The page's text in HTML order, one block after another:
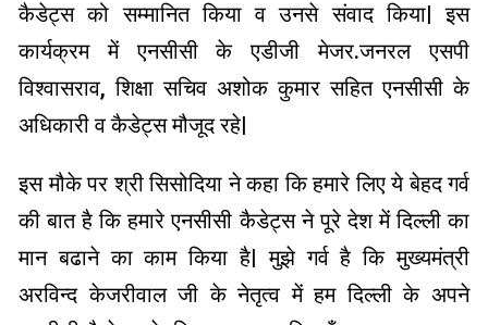
कैडेट्स को सम्मानित किया व उनसे संवाद किया| इस
कार्यक्रम में एनसीसी के एडीजी मेजर.जनरल एसपी
विश्वासराव, शिक्षा सचिव अशोक कुमार सहित एनसीसी के
अधिकारी व कैडेट्स मौजूद रहे|
इस मौके पर श्री सिसोदिया ने कहा कि हमारे लिए ये बेहद गर्व
की बात है कि हमारे एनसीसी कैडेट्स ने पूरे देश में दिल्ली का
मान बढाने का काम किया है| मुझे गर्व है कि मुख्यमंत्री
अरविन्द केजरीवाल जी के नेतृत्व में हम दिल्ली के अपने